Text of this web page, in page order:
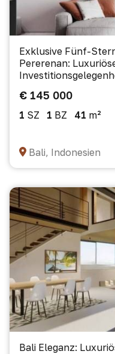
Exklusive Fünf-
Pererenan:
€ 145 000
1 SZ 1 BZ 41 m²
Bali, Indonesien
Bali Eleganz: